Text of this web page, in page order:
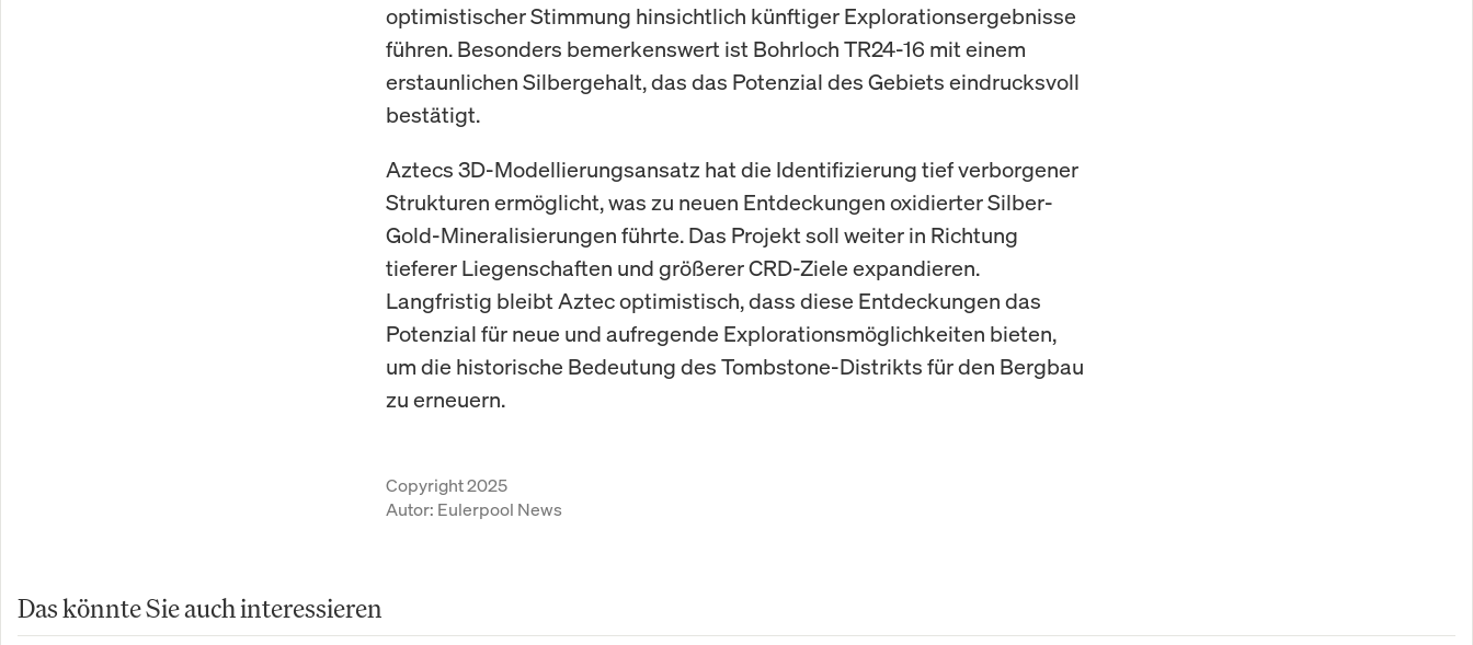
optimistischer Stimmung hinsichtlich künftiger Explorationsergebnisse
führen. Besonders bemerkenswert ist Bohrloch TR24-16 mit einem
erstaunlichen Silbergehalt, das das Potenzial des Gebiets eindrucksvoll
bestätigt.
Aztecs 3D-Modellierungsansatz hat die Identifizierung tief verborgener
Strukturen ermöglicht, was zu neuen Entdeckungen oxidierter Silber-
Gold-Mineralisierungen führte. Das Projekt soll weiter in Richtung
tieferer Liegenschaften und größerer CRD-Ziele expandieren.
Langfristig bleibt Aztec optimistisch, dass diese Entdeckungen das
Potenzial für neue und aufregende Explorationsmöglichkeiten bieten,
um die historische Bedeutung des Tombstone-Distrikts für den Bergbau
zu erneuern.
Copyright 2025
Autor: Eulerpool News
Das könnte Sie auch interessieren